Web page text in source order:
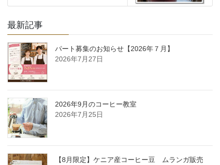
最新記事
パート募集のお知らせ【2026年７月】
2026年7月27日
2026年9月のコーヒー教室
2026年7月25日
【8月限定】ケニア産コーヒー豆 ムランガ販売